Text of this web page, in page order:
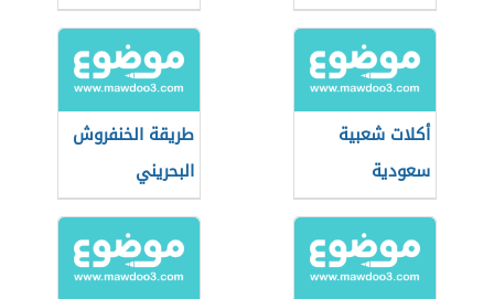
أكلات شعبية
سعودية
طريقة الخنفروش
البحريني